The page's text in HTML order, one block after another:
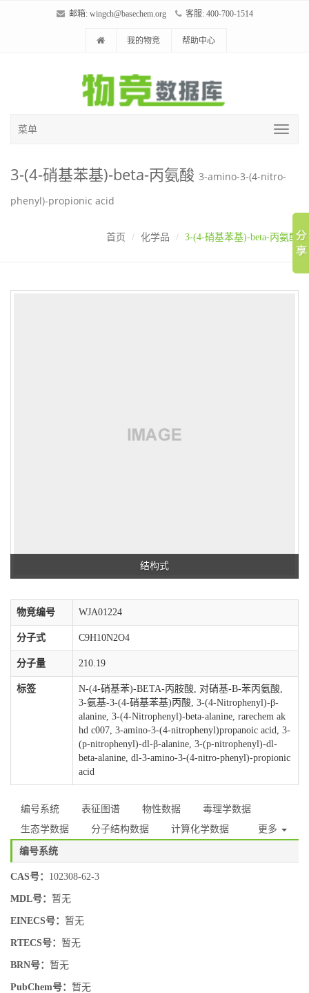
邮箱: wingch@basechem.org 客服: 400-700-1514
我的物竞 帮助中心
菜单
3-(4-硝基苯基)-beta-丙氨酸 3-amino-3-(4-nitro-
phenyl)-propionic acid
首页 化学品 3-(4-硝基苯基)-beta-丙氨酸
结构式
物竞编号 WJA01224
分子式 C9H10N2O4
分子量 210.19
标签
N-(4-硝基苯)-BETA-丙胺酸, 对硝基-Β-苯丙氨酸,
3-氨基-3-(4-硝基苯基)丙酸, 3-(4-Nitrophenyl)-β-
alanine, 3-(4-Nitrophenyl)-beta-alanine, rarechem ak
hd c007, 3-amino-3-(4-nitrophenyl)propanoic acid, 3-
(p-nitrophenyl)-dl-β-alanine, 3-(p-nitrophenyl)-dl-
beta-alanine, dl-3-amino-3-(4-nitro-phenyl)-propionic
acid
编号系统 表征图谱 物性数据
毒理学数据
生态学数据
分子结构数据 计算化学数据 更多
编号系统
CAS号： 102308-62-3
MDL号： 暂无
EINECS号： 暂无
RTECS号： 暂无
BRN号： 暂无
PubChem号： 暂无